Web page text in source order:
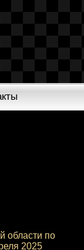
области по
2025